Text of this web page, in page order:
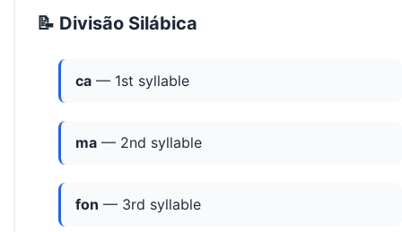
📝 Divisão Silábica
ca — 1st syllable
ma — 2nd syllable
fon — 3rd syllable